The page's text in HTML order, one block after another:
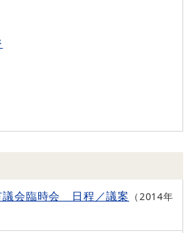
議会臨時会 日程／議案
2014年